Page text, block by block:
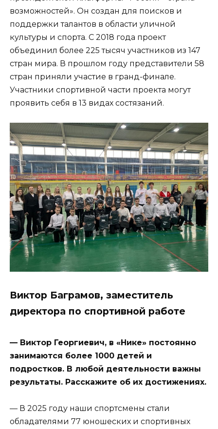
возможностей». Он создан для поисков и
поддержки талантов в области уличной
культуры и спорта. С 2018 года проект
объединил более 225 тысяч участников из 147
стран мира. В прошлом году представители 58
стран приняли участие в гранд-финале.
Участники спортивной части проекта могут
проявить себя в 13 видах состязаний.
Виктор Баграмов, заместитель
директора по спортивной работе
— Виктор Георгиевич, в «Нике» постоянно
занимаются более 1000 детей и
подростков. В любой деятельности важны
результаты. Расскажите об их достижениях.
— В 2025 году наши спортсмены стали
обладателями 77 юношеских и спортивных